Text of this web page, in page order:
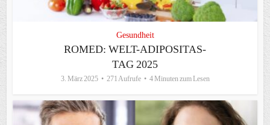
Gesundheit
ROMED: WELT-ADIPOSITAS-
TAG 2025
3. März 2025 271 Aufrufe 4 Minuten zum Lesen